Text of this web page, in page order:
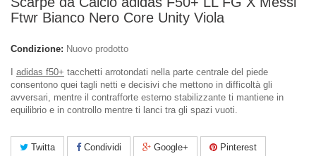
Ftwr Bianco Nero Core Unity Viola
Condizione: Nuovo prodotto
adidas f50+ tacchetti arrotondati nella parte centrale del piede
consentono quei tagli netti e decisivi che mettono in difficoltà gli
avversari, mentre il contrafforte esterno stabilizzante ti mantiene in
equilibrio e in controllo mentre ti lanci tra gli spazi vuoti.
Twitta Condividi Google+ Pinterest